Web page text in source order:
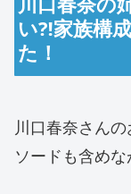
い⁈家族構
た！
川口春奈さん
ソードも含めな